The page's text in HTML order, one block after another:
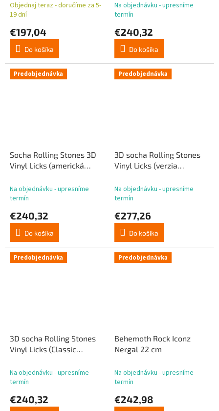
Objednaj teraz - doručíme za 5-
19 dní
€197,04
Do košíka
Na objednávku - upresníme
termín
€240,32
Do košíka
Predobjednávka
Socha Rolling Stones 3D
Vinyl Licks (americká
Na objednávku - upresníme
termín
€240,32
Do košíka
Predobjednávka
3D socha Rolling Stones
Vinyl Licks (verzia
Na objednávku - upresníme
termín
€277,26
Do košíka
Predobjednávka
3D socha Rolling Stones
Vinyl Licks (Classic
Na objednávku - upresníme
termín
€240,32
Predobjednávka
Behemoth Rock Iconz
Nergal 22 cm
Na objednávku - upresníme
termín
€242,98